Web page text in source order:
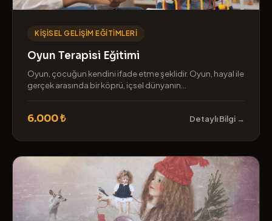
KIŞISEL GELIŞIM EĞITIMLERI
Oyun Terapisi Eğitimi
Oyun, çocuğun kendini ifade etme şeklidir. Oyun, hayal ile
gerçek arasında bir köprü, içsel dünyanın...
6.000 ₺ Detaylı Bilgi →